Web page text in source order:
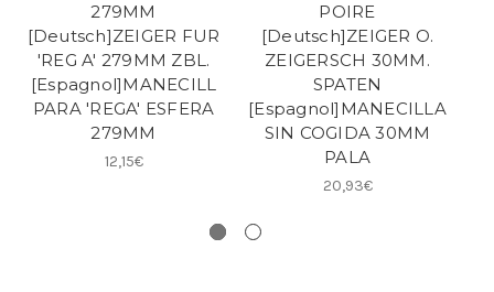
279MM
[Deutsch]ZEIGER FUR
'REG A' 279MM ZBL.
[Espagnol]MANECILL
PARA 'REGA' ESFERA
279MM
12,15€
POIRE
[Deutsch]ZEIGER O.
ZEIGERSCH 30MM.
SPATEN
[Espagnol]MANECILLA
SIN COGIDA 30MM
PALA
20,93€